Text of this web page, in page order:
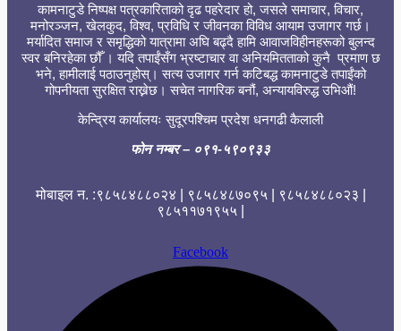
कामनाटुडे निष्पक्ष पत्रकारिताको दृढ पहरेदार हो, जसले समाचार, विचार,
मनोरञ्जन, खेलकुद, विश्व, प्रविधि र जीवनका विविध आयाम उजागर गर्छ।
मर्यादित समाज र समृद्धिको यात्रामा अघि बढ्दै हामि आवाजविहीनहरूको बुलन्द
स्वर बनिरहेका छौँ । यदि तपाईंसँग भ्रष्टाचार वा अनियमितताको कुनै प्रमाण छ
भने, हामीलाई पठाउनुहोस्। सत्य उजागर गर्न कटिबद्ध कामनाटुडे तपाईंको
गोपनीयता सुरक्षित राख्नेछ। सचेत नागरिक बनौं, अन्यायविरुद्ध उभिऔं!
केन्द्रिय कार्यालयः सुदूरपश्चिम प्रदेश धनगढी कैलाली
फोन नम्बर– ०९१-५९०९३३
मोबाइल न. :९८५८४८८०२४ | ९८५८४८७०९५ | ९८५८४८८०२३ |
९८५११७१९५५ |
Facebook